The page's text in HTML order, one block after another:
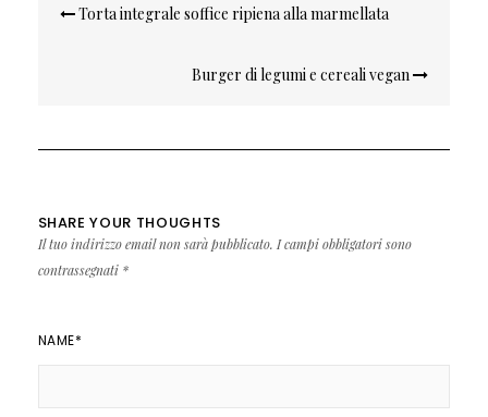
Navigazione
Torta integrale soffice ripiena alla marmellata
Burger di legumi e cereali vegan
SHARE YOUR THOUGHTS
Il tuo indirizzo email non sarà pubblicato. I campi obbligatori sono
contrassegnati *
NAME*